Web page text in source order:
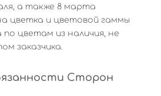
а также 8 марта
цветка и цветовой гаммы
по цветам из наличия, не
заказчика.
Сторон